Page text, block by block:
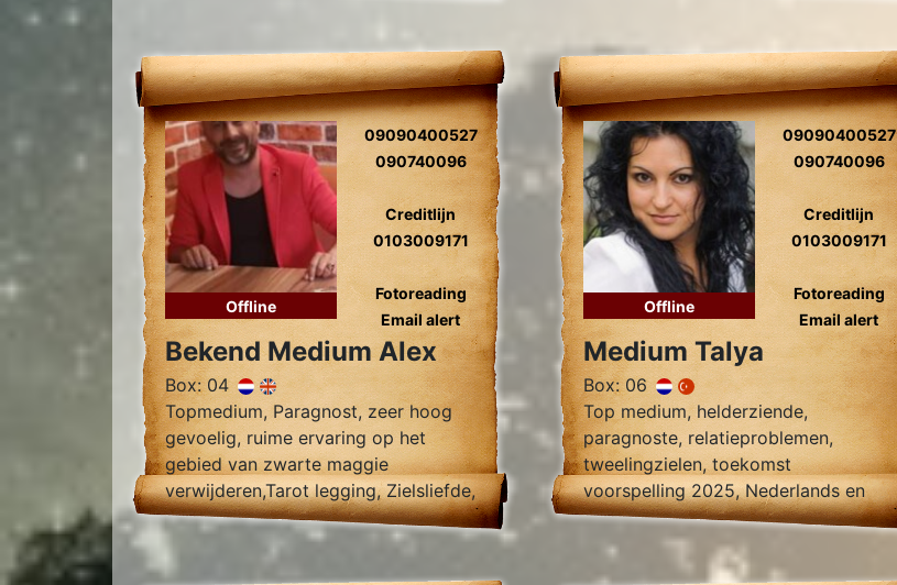
Offline
09090400527
090740096
Creditlijn
0103009171
Fotoreading
Email alert
Bekend Medium Alex
Box: 04
Topmedium, Paragnost, zeer hoog
gevoelig, ruime ervaring op het
gebied van zwarte maggie
verwijderen,Tarot legging, Zielsliefde,
Tweelingzielen, Relatie problemen
Offline
09090400527
090740096
Creditlijn
0103009171
Fotoreading
Email alert
Medium Talya
Box: 06
Top medium, helderziende,
paragnoste, relatieproblemen,
tweelingzielen, toekomst
voorspelling 2025, Nederlands en
Turks sprekend.